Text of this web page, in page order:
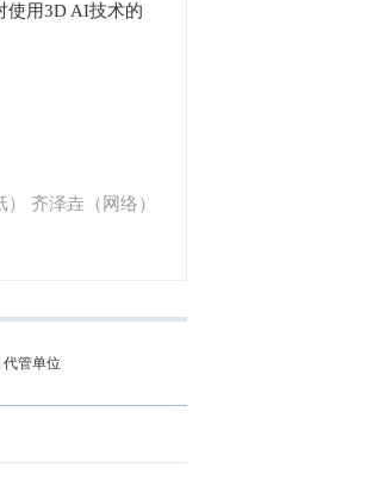
使用3D AI技术的
齐泽垚（网络）
代管单位